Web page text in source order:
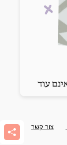
צור קשר